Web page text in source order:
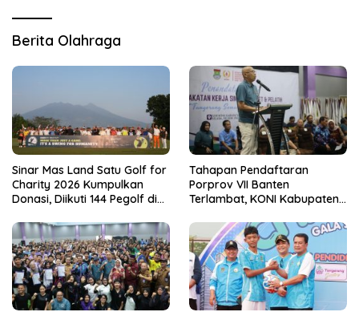
Berita Olahraga
Sinar Mas Land Satu Golf for
Charity 2026 Kumpulkan
Donasi, Diikuti 144 Pegolf di
Tahapan Pendaftaran
Porprov VII Banten
Terlambat, KONI Kabupaten
Kesiapan Panitia